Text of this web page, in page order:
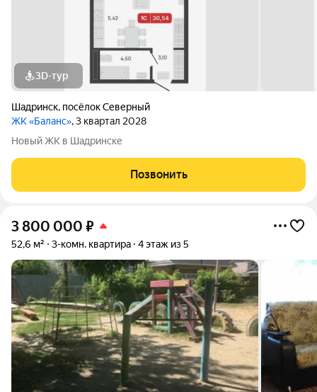
3D-тур
Шадринск, посёлок Северный
ЖК «Баланс», 3 квартал 2028
Новый ЖК в Шадринске
Позвонить
3 800 000 ₽
52,6 м² 3-комн. квартира 4 этаж из 5